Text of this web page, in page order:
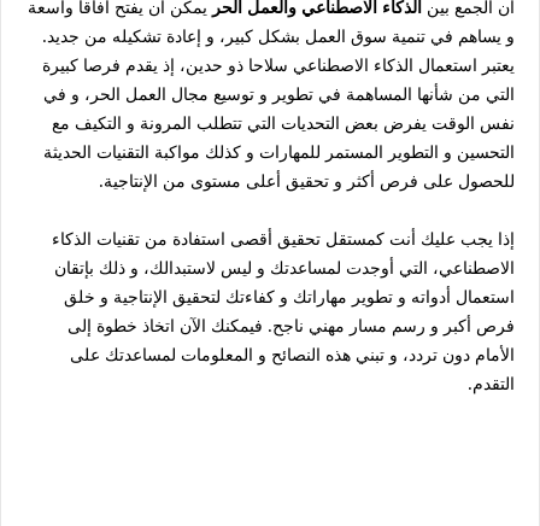
ان الجمع بين الذكاء الاصطناعي والعمل الحر يمكن أن يفتح آفاقا واسعة
و يساهم في تنمية سوق العمل بشكل كبير، و إعادة تشكيله من جديد.
يعتبر استعمال الذكاء الاصطناعي سلاحا ذو حدين، إذ يقدم فرصا كبيرة
التي من شأنها المساهمة في تطوير و توسيع مجال العمل الحر، و في
نفس الوقت يفرض بعض التحديات التي تتطلب المرونة و التكيف مع
التحسين و التطوير المستمر للمهارات و كذلك مواكبة التقنيات الحديثة
للحصول على فرص أكثر و تحقيق أعلى مستوى من الإنتاجية.
إذا يجب عليك أنت كمستقل تحقيق أقصى استفادة من تقنيات الذكاء
الاصطناعي، التي أوجدت لمساعدتك و ليس لاستبدالك، و ذلك بإتقان
استعمال أدواته و تطوير مهاراتك و كفاءتك لتحقيق الإنتاجية و خلق
فرص أكبر و رسم مسار مهني ناجح. فيمكنك الآن اتخاذ خطوة إلى
الأمام دون تردد، و تبني هذه النصائح و المعلومات لمساعدتك على
التقدم.